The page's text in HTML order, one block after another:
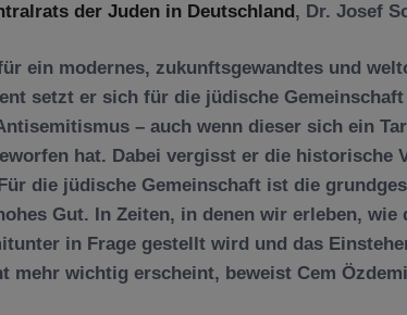
der Juden in Deutschland, Dr. Josef
ein modernes, zukunftsgewandtes und
setzt er sich für die jüdische
– auch wenn dieser sich ein
hat. Dabei vergisst er die historische
die jüdische Gemeinschaft ist die
Gut. In Zeiten, in denen wir erleben, wie
in Frage gestellt wird und das
mehr wichtig erscheint, beweist Cem